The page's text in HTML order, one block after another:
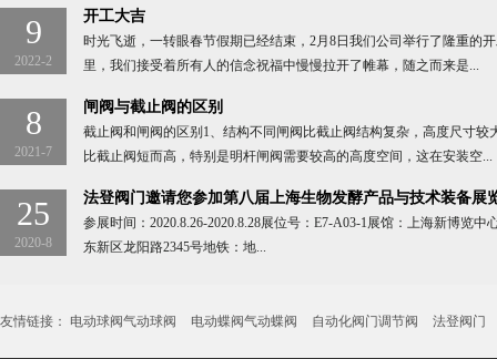
9
2022-2
开工大吉
时光飞逝，一转眼春节假期已经结束，2月8日我们公司举行了隆重的
里，我们接受着所有人的信念祝福中慢慢拉开了帷幕，随之而来是...
8
2021-7
闸阀与截止阀的区别
截止阀和闸阀的区别1、结构不同闸阀比截止阀结构复杂，高度尺寸较
比截止阀短而高，特别是明杆闸阀需要较高的高度空间，这在安装空...
25
2020-8
法登阀门邀请您参加第八届上海生物发酵产品与技术装备展
参展时间：2020.8.26-2020.8.28展位号：E7-A03-1展馆：上海新博览中
东新区龙阳路2345号地铁：地...
友情链接： 电动球阀气动球阀 电动蝶阀气动蝶阀 自动化阀门调节阀 法登阀门